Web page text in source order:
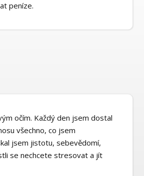
peníze.
očím. Každý den jsem dostal
všechno, co jsem
jsem jistotu, sebevědomí,
se nechcete stresovat a jít